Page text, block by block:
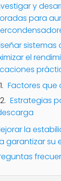
y
para
el
Factores
Estrategias
la
garantizar su